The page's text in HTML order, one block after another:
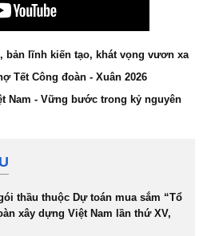
bản lĩnh kiến tạo, khát vọng vươn xa
Tết Công đoàn - Xuân 2026
Nam - Vững bước trong kỷ nguyên
thầu thuộc Dự toán mua sắm “Tổ
xây dựng Việt Nam lần thứ XV,